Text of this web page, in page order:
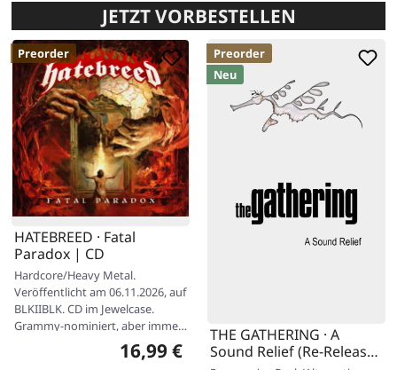
JETZT VORBESTELLEN
Preorder
HATEBREED · Fatal
Paradox | CD
Hardcore/Heavy Metal.
Veröffentlicht am 06.11.2026, auf
BLKIIBLK. CD im Jewelcase.
Grammy-nominiert, aber immer
noch blutverschmiert undRegulärer Preis:
16,99 €
Preorder
Neu
THE GATHERING · A
Sound Relief (Re-Release)